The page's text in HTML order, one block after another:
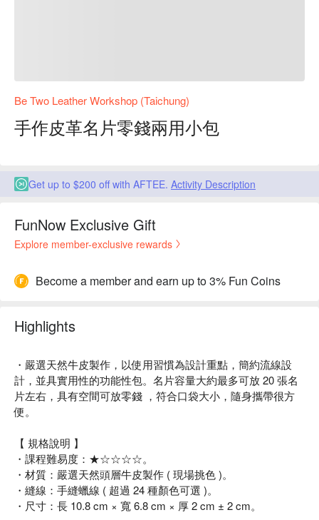
Be Two Leather Workshop (Taichung)
手作皮革名片零錢兩用小包
Get up to $200 off with AFTEE. Activity Description
FunNow Exclusive Gift
Explore member-exclusive rewards
Become a member and earn up to 3% Fun Coins
Highlights
・嚴選天然牛皮製作，以使用習慣為設計重點，簡約流線設
計，並具實用性的功能性包。名片容量大約最多可放 20 張名
片左右，具有空間可放零錢 ，符合口袋大小，隨身攜帶很方
便。
【 規格說明 】
・課程難易度：★☆☆☆☆。
・材質：嚴選天然頭層牛皮製作 ( 現場挑色 )。
・縫線：手縫蠟線 ( 超過 24 種顏色可選 )。
・尺寸：長 10.8 cm × 寬 6.8 cm × 厚 2 cm ± 2 cm。